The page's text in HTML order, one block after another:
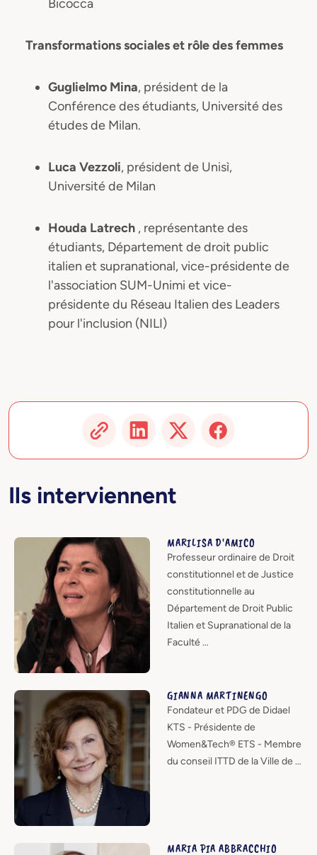
Bicocca
Transformations sociales et rôle des femmes
Guglielmo Mina, président de la
Conférence des étudiants, Université des
études de Milan.
Luca Vezzoli, président de Unisì,
Université de Milan
Houda Latrech , représentante des
étudiants, Département de droit public
italien et supranational, vice-présidente de
l'association SUM-Unimi et vice-
présidente du Réseau Italien des Leaders
pour l'inclusion (NILI)
Ils interviennent
MARILISA D'AMICO
Professeur ordinaire de Droit
constitutionnel et de Justice
constitutionnelle au
Département de Droit Public
Italien et Supranational de la
Faculté …
GIANNA MARTINENGO
Fondateur et PDG de Didael
KTS - Présidente de
Women&Tech® ETS - Membre
du conseil ITTD de la Ville de …
MARIA PIA ABBRACCHIO